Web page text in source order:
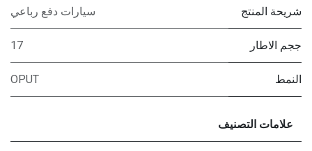
شريحة المنتج سيارات دفع رباعي
ججم الاطار 17
النمط OPUT
علامات التصنيف